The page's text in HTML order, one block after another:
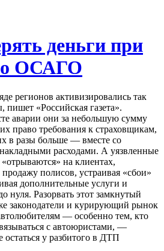
деньги при
ОСАГО
регионов активизировались так
«Российская газета».
аварии они за небольшую сумму
право требования к страховщикам,
в разы больше — вместе со
расходами. А уязвленные
на клиентах,
полисов, устраивая «сбои»
дополнительные услуги и
нуля. Разорвать этот замкнутый
законодатели и курирующий рынок
— особенно тем, кто
с автоюристами, —
остаться у разбитого в ДТП